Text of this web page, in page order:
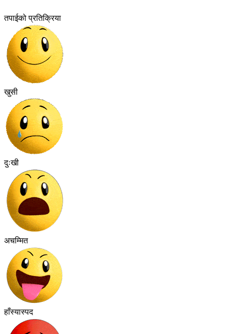
तपाईको प्रतिक्रिया
खुसी
दुःखी
अचम्मित
हाँस्यास्पद